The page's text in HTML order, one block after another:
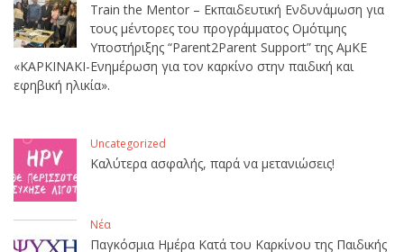
Train the Mentor – Εκπαιδευτική Ενδυνάμωση για
τους μέντορες του προγράμματος Ομότιμης
Υποστήριξης “Parent2Parent Support” της ΑμΚΕ
«ΚΑΡΚΙΝΑΚΙ-Ενημέρωση για τον καρκίνο στην παιδική και
εφηβική ηλικία».
Uncategorized
Καλύτερα ασφαλής, παρά να μετανιώσεις!
Νέα
Παγκόσμια Ημέρα Κατά του Καρκίνου της Παιδικής